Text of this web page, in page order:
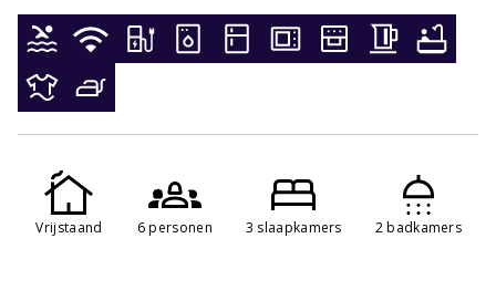
Vrijstaand 6 personen 3 slaapkamers 2 badkamers